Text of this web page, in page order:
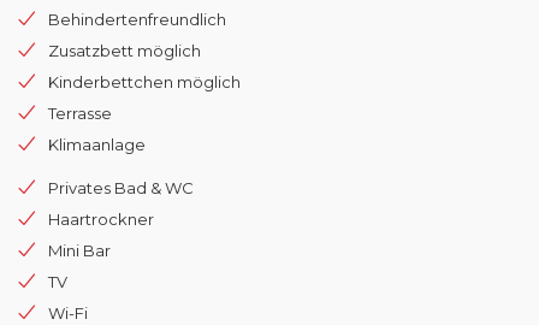
Behindertenfreundlich
Zusatzbett möglich
Kinderbettchen möglich
Terrasse
Klimaanlage
Privates Bad & WC
Haartrockner
Mini Bar
TV
Wi-Fi